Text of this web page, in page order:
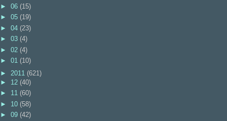
► 06 (15)
► 05 (19)
► 04 (23)
► 03 (4)
► 02 (4)
► 01 (10)
► 2011 (621)
► 12 (40)
► 11 (60)
► 10 (58)
► 09 (42)